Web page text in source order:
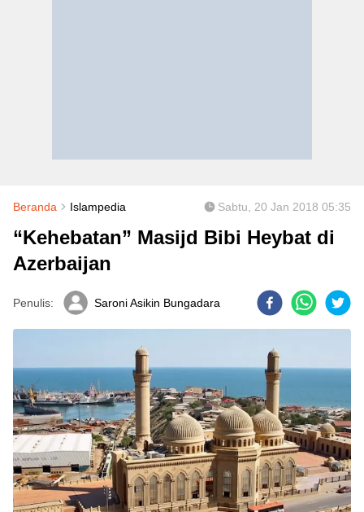
Beranda Islampedia Sabtu, 20 Jan 2018 05:35
“Kehebatan” Masijd Bibi Heybat di
Azerbaijan
Penulis: Saroni Asikin Bungadara